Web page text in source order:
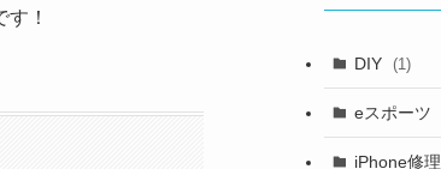
！
DIY (1)
eスポーツ
iPhone修理